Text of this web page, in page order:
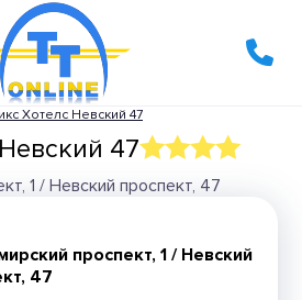
Хотелс Невский 47
47
1 / Невский проспект, 47
проспект, 1 / Невский
47